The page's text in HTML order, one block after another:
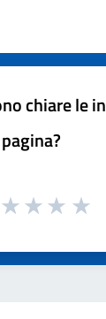
chiare le